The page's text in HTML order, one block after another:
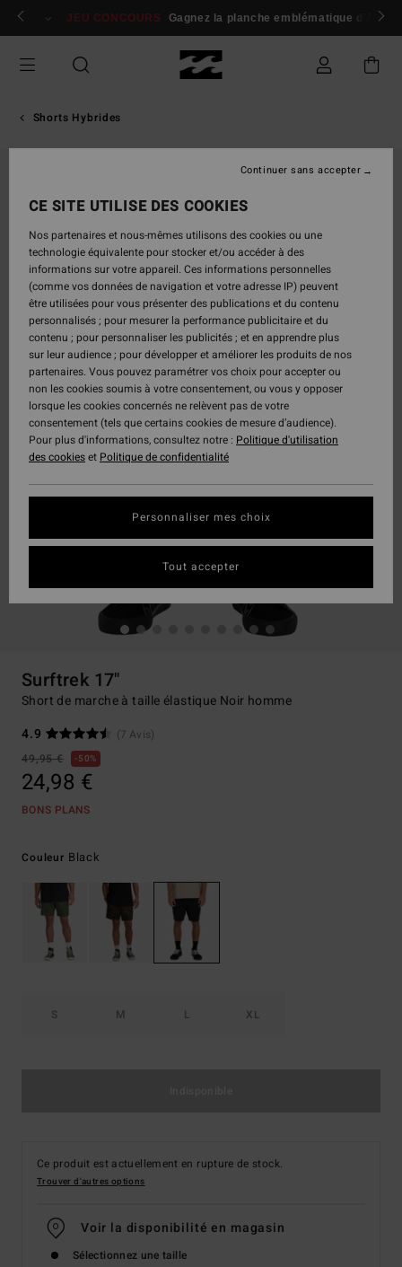
Passer
Se connecter / s'inscrire
JEU CONCOURS Gagnez la planche emblématique d'Andy
Shorts Hybrides
Surftrek 17"
Short de marche à taille élastique Noir homme
4.9
(7 Avis)
49,95 €
50%
24,98 €
BONS PLANS
Couleur Black
S M L XL
Ce produit est actuellement en rupture de stock.
Trouver d'autres options
Voir la disponibilité en magasin
Sélectionnez une taille
CE SITE UTILISE DES COOKIES
Nos partenaires et nous-mêmes utilisons des cookies ou une
technologie équivalente pour stocker et/ou accéder à des
informations sur votre appareil. Ces informations personnelles
(comme vos données de navigation et votre adresse IP) peuvent
être utilisées pour vous présenter des publications et du contenu
personnalisés ; pour mesurer la performance publicitaire et du
contenu ; pour personnaliser les publicités ; et en apprendre plus
sur leur audience ; pour développer et améliorer les produits de nos
partenaires. Vous pouvez paramétrer vos choix pour accepter ou
non les cookies soumis à votre consentement, ou vous y opposer
lorsque les cookies concernés ne relèvent pas de votre
consentement (tels que certains cookies de mesure d’audience).
Pour plus d'informations, consultez notre : Politique d'utilisation
des cookieset Politique de confidentialité
Personnaliser mes choix
Continuer sans accepter
Tout accepter